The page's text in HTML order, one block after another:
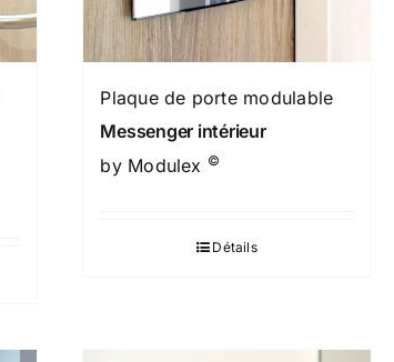
Plaque de porte modulable
Messenger intérieur
by Modulex ©
Détails